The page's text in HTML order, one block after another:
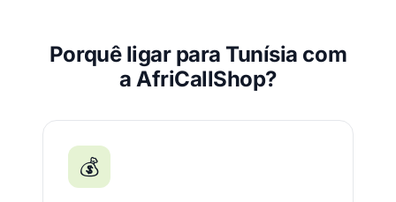
Porquê ligar para Tunísia com
a AfriCallShop?
💰